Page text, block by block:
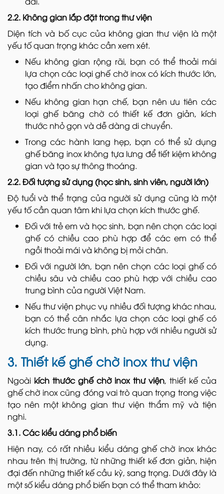
2.2. Không gian lắp đặt trong thư viện
Diện tích và bố cục của không gian thư viện là một
yếu tố quan trọng khác cần xem xét.
Nếu không gian rộng rãi, bạn có thể thoải mái
lựa chọn các loại ghế chờ inox có kích thước lớn,
tạo điểm nhấn cho không gian.
Nếu không gian hạn chế, bạn nên ưu tiên các
loại ghế băng chờ có thiết kế đơn giản, kích
thước nhỏ gọn và dễ dàng di chuyển.
Trong các hành lang hẹp, bạn có thể sử dụng
ghế băng inox không tựa lưng để tiết kiệm không
gian và tạo sự thông thoáng.
2.2. Đối tượng sử dụng (học sinh, sinh viên, người lớn)
Độ tuổi và thể trạng của người sử dụng cũng là một
yếu tố cần quan tâm khi lựa chọn kích thước ghế.
Đối với trẻ em và học sinh, bạn nên chọn các loại
ghế có chiều cao phù hợp để các em có thể
ngồi thoải mái và không bị mỏi chân.
Đối với người lớn, bạn nên chọn các loại ghế có
chiều sâu và chiều cao phù hợp với chiều cao
trung bình của người Việt Nam.
Nếu thư viện phục vụ nhiều đối tượng khác nhau,
bạn có thể cân nhắc lựa chọn các loại ghế có
kích thước trung bình, phù hợp với nhiều người sử
dụng.
3. Thiết kế ghế chờ inox thư viện
Ngoài kích thước ghế chờ inox thư viện, thiết kế của
ghế chờ inox cũng đóng vai trò quan trọng trong việc
tạo nên một không gian thư viện thẩm mỹ và tiện
nghi.
3.1. Các kiểu dáng phổ biến
Hiện nay, có rất nhiều kiểu dáng ghế chờ inox khác
nhau trên thị trường, từ những thiết kế đơn giản, hiện
đại đến những thiết kế cầu kỳ, sang trọng. Dưới đây là
một số kiểu dáng phổ biến bạn có thể tham khảo: